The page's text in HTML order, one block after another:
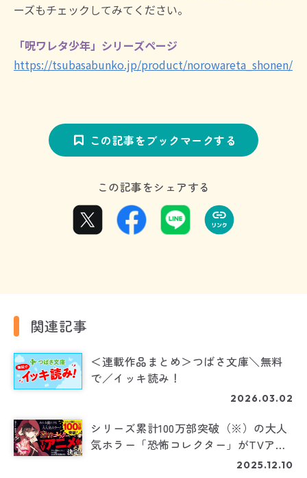
ーズもチェックしてみてください。
「呪ワレタ少年」シリーズページ
https://tsubasabunko.jp/product/norowareta_shonen/
この記事をブックマークする
この記事をシェアする
関連記事
＜連載作品まとめ＞つばさ文庫＼無料
で／イッキ読み！
2026.03.02
シリーズ累計100万部突破（※）の大人
気ホラー「恐怖コレクター」がTVアニ
メ化決定！ ※海外発行部数を含む2025.12.10